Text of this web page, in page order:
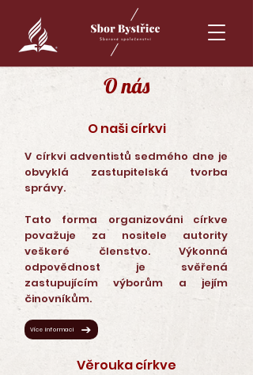
O nás
O naši církvi
V církvi adventistů sedmého dne je
obvyklá zastupitelská tvorba
správy.
Tato forma organizováni církve
považuje za nositele autority
veškeré členstvo. Výkonná
odpovědnost je svěřená
zastupujícím výborům a jejím
činovníkům.
Více informací
Věrouka církve